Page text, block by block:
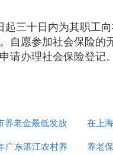
三十日内为其职工
愿参加社会保险的
请办理社会保险登记
养老金最低发放
金额
在上
广东湛江农村养
养老